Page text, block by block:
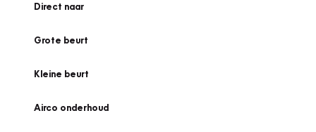
Direct naar
Grote beurt
Kleine beurt
Airco onderhoud